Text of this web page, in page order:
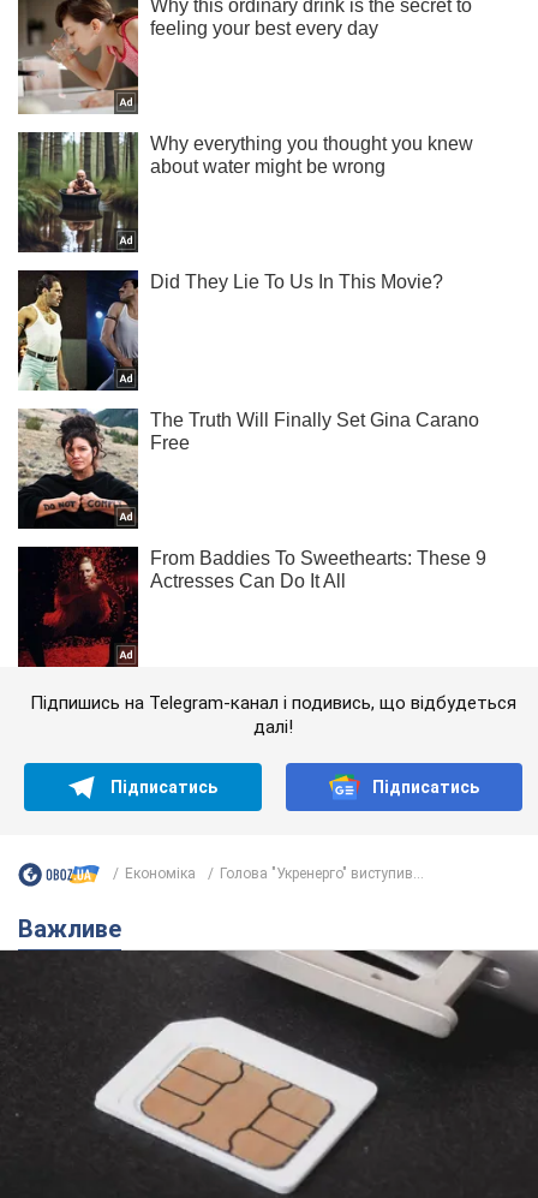
Підпишись на Telegram-канал і подивись, що відбудеться
далі!
Підписатись Підписатись
Економіка Голова "Укренерго" виступив...
Важливе